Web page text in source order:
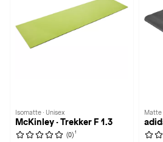
Isomatte · Unisex
McKinley · Trekker F 1.3
(0) 1
Matte